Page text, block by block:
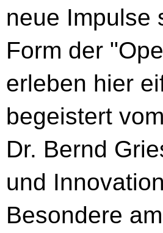
neue Impulse
Form der
erleben hier
begeistert
Dr. Bernd
und
Besondere